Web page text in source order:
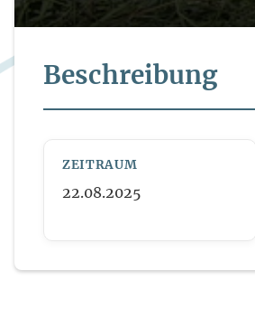
Beschreibung
ZEITRAUM
22.08.2025